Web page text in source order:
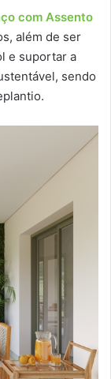
com Assento
além de ser
e suportar a
sendo